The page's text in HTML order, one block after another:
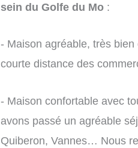
sein du Golfe du Mo :
- Maison agréable, très
courte distance des
- Maison confortable avec
avons passé un agréable
Quiberon, Vannes… Nous